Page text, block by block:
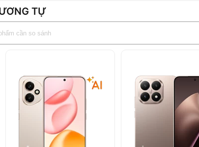
độc đáo mang đến phong cách thời thượng, kết hợp với
cho phép mở khoá bảo mật nhanh chóng.
ngoài trời.
5G tối ưu hiệu năng, xử lý mượt mọi tác vụ từ làm việc đến
tele 50MP và camera góc rộng 8MP cho phép chụp
mọi khoảnh khắc dù gần hay xa.
80W đảm bảo thời gian sử dụng lâu dài, không bị gián
TỰ